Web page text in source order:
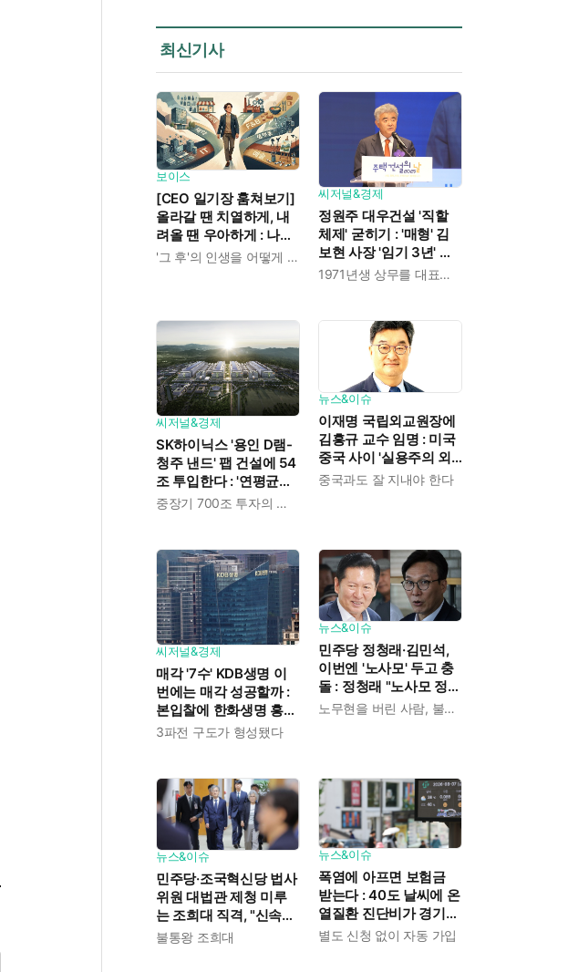
최신기사
보이스
[CEO 일기장 훔쳐보기]
올라갈 땐 치열하게, 내
려올 땐 우아하게 : 나만
의 커리어 설계법
'그 후'의 인생을 어떻게 살 것인가
씨저널&경제
정원주 대우건설 '직할
체제' 굳히기 : '매형' 김
보현 사장 '임기 3년' 받
고 4개월 만에 물러났다
1971년생 상무를 대표이사로 발탁
씨저널&경제
SK하이닉스 '용인 D램-
청주 낸드' 팹 건설에 54
조 투입한다 : '연평균
19% 성장' 메모리 수요중장기 700조 투자의 단계적 이행
뉴스&이슈
이재명 국립외교원장에
김흥규 교수 임명 : 미국
중국 사이 '실용주의 외
교론' 강조한 인물이다
중국과도 잘 지내야 한다
씨저널&경제
매각 '7수' KDB생명 이
번에는 매각 성공할까 :
본입찰에 한화생명 흥국
생명 한국금융지주 최종
3파전 구도가 형성됐다
뉴스&이슈
민주당 정청래·김민석,
이번엔 '노사모' 두고 충
돌 : 정청래 "노사모 정신
으로 승리" vs 김민석 측노무현을 버린 사람, 불편하겠지
뉴스&이슈
민주당·조국혁신당 법사
위원 대법관 제청 미루
는 조희대 직격, "신속한
재판 약속도 저버려"
불통왕 조희대
뉴스&이슈
폭염에 아프면 보험금
받는다 : 40도 날씨에 온
열질환 진단비가 경기도
민에게 주어진다
별도 신청 없이 자동 가입